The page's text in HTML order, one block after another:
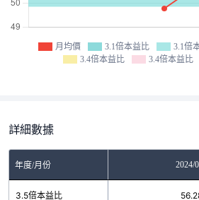
月均價 3.1倍本益比 3.1倍
3.4倍本益比
3.4倍本益比
詳細數據
年度/月份 2024/
3.5倍本益比